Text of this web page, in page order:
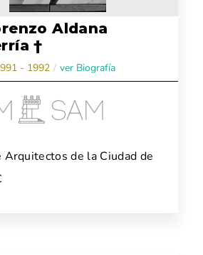
Aldana
†
- 1992 / ver Biografía
Arquitectos de la Ciudad de